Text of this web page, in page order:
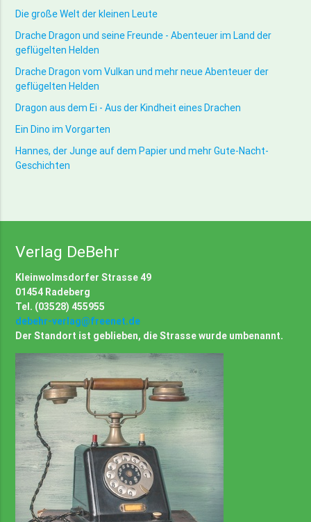
Die große Welt der kleinen Leute
Drache Dragon und seine Freunde - Abenteuer im Land der
geflügelten Helden
Drache Dragon vom Vulkan und mehr neue Abenteuer der
geflügelten Helden
Dragon aus dem Ei - Aus der Kindheit eines Drachen
Ein Dino im Vorgarten
Hannes, der Junge auf dem Papier und mehr Gute-Nacht-
Geschichten
Verlag DeBehr
Kleinwolmsdorfer Strasse 49
01454 Radeberg
Tel. (03528) 455955
debehr-verlag@freenet.de
Der Standort ist geblieben, die Strasse wurde umbenannt.